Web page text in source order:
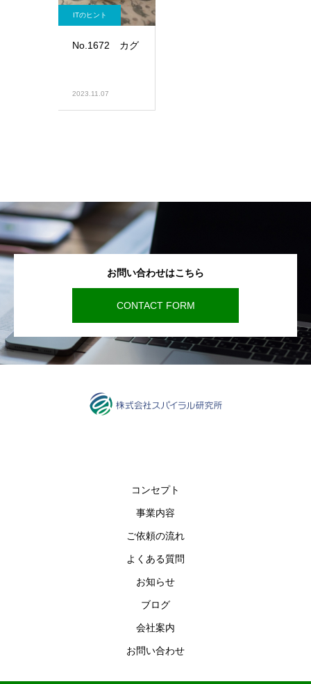
ITのヒント
No.1672 カグ
2023.11.07
お問い合わせはこちら
CONTACT FORM
コンセプト
事業内容
ご依頼の流れ
よくある質問
お知らせ
ブログ
会社案内
お問い合わせ